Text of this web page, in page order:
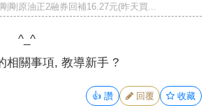
剛原油正2融券回補16.27元(昨天買...
! ^_^
相關事項, 教導新手 ?
👍 讚 回覆 收藏